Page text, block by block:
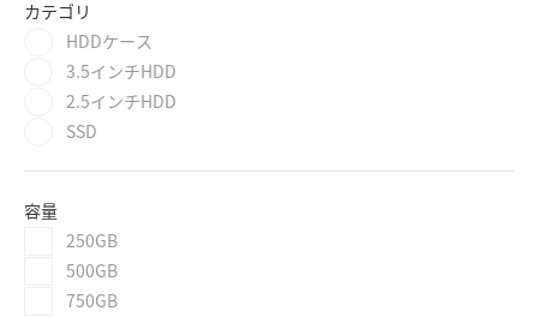
カテゴリ
HDDケース
3.5インチHDD
2.5インチHDD
SSD
容量
250GB
500GB
750GB